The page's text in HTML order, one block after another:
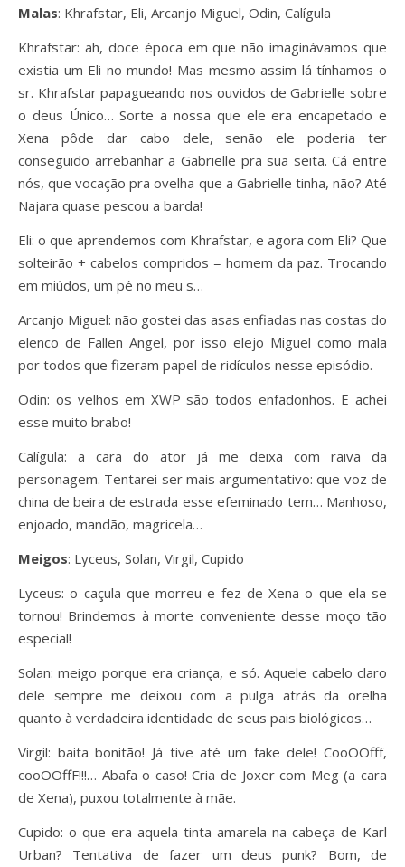
Malas: Khrafstar, Eli, Arcanjo Miguel, Odin, Calígula
Khrafstar: ah, doce época em que não imaginávamos que
existia um Eli no mundo! Mas mesmo assim lá tínhamos o
sr. Khrafstar papagueando nos ouvidos de Gabrielle sobre
o deus Único… Sorte a nossa que ele era encapetado e
Xena pôde dar cabo dele, senão ele poderia ter
conseguido arrebanhar a Gabrielle pra sua seita. Cá entre
nós, que vocação pra ovelha que a Gabrielle tinha, não? Até
Najara quase pescou a barda!
Eli: o que aprendemos com Khrafstar, e agora com Eli? Que
solteirão + cabelos compridos = homem da paz. Trocando
em miúdos, um pé no meu s…
Arcanjo Miguel: não gostei das asas enfiadas nas costas do
elenco de Fallen Angel, por isso elejo Miguel como mala
por todos que fizeram papel de ridículos nesse episódio.
Odin: os velhos em XWP são todos enfadonhos. E achei
esse muito brabo!
Calígula: a cara do ator já me deixa com raiva da
personagem. Tentarei ser mais argumentativo: que voz de
china de beira de estrada esse efeminado tem… Manhoso,
enjoado, mandão, magricela…
Meigos: Lyceus, Solan, Virgil, Cupido
Lyceus: o caçula que morreu e fez de Xena o que ela se
tornou! Brindemos à morte conveniente desse moço tão
especial!
Solan: meigo porque era criança, e só. Aquele cabelo claro
dele sempre me deixou com a pulga atrás da orelha
quanto à verdadeira identidade de seus pais biológicos…
Virgil: baita bonitão! Já tive até um fake dele! CooOOfff,
cooOOffF!!!… Abafa o caso! Cria de Joxer com Meg (a cara
de Xena), puxou totalmente à mãe.
Cupido: o que era aquela tinta amarela na cabeça de Karl
Urban? Tentativa de fazer um deus punk? Bom, de